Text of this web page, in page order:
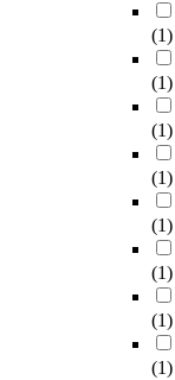
(1)
(1)
(1)
(1)
(1)
(1)
(1)
(1)